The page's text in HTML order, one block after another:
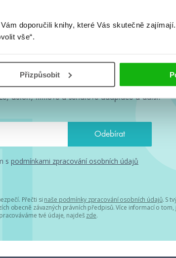
doporučili knihy, které Vás skutečně zajímají.
vše“.
Přizpůsobit
každý měsíc rovnou do mailu! Nové knihy, co se
autoři, filmové a seriálové adaptace a další.
s podmínkami zpracování osobních údajů
Přečti si naše podmínky zpracování osobních údajů. S
obecně závazných právních předpisů. Více informací o tom,
tvé údaje, najdeš zde.